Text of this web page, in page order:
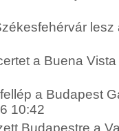
a Buena
a Budapest
10:42
Budapestre a